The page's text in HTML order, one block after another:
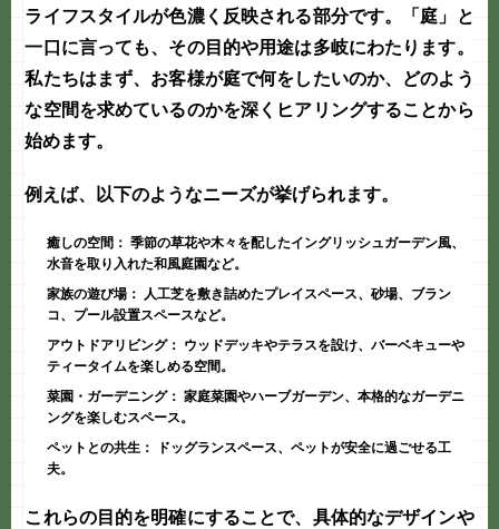
ライフスタイルが色濃く反映される部分です。「庭」と
一口に言っても、その目的や用途は多岐にわたります。
私たちはまず、お客様が庭で何をしたいのか、どのよう
な空間を求めているのかを深くヒアリングすることから
始めます。
例えば、以下のようなニーズが挙げられます。
癒しの空間： 季節の草花や木々を配したイングリッシュガーデン風、
水音を取り入れた和風庭園など。
家族の遊び場： 人工芝を敷き詰めたプレイスペース、砂場、ブラン
コ、プール設置スペースなど。
アウトドアリビング： ウッドデッキやテラスを設け、バーベキューや
ティータイムを楽しめる空間。
菜園・ガーデニング： 家庭菜園やハーブガーデン、本格的なガーデニ
ングを楽しむスペース。
ペットとの共生：
ドッグランスペース、ペットが安全に過ごせる工
夫。
これらの目的を明確にすることで、具体的なデザインや